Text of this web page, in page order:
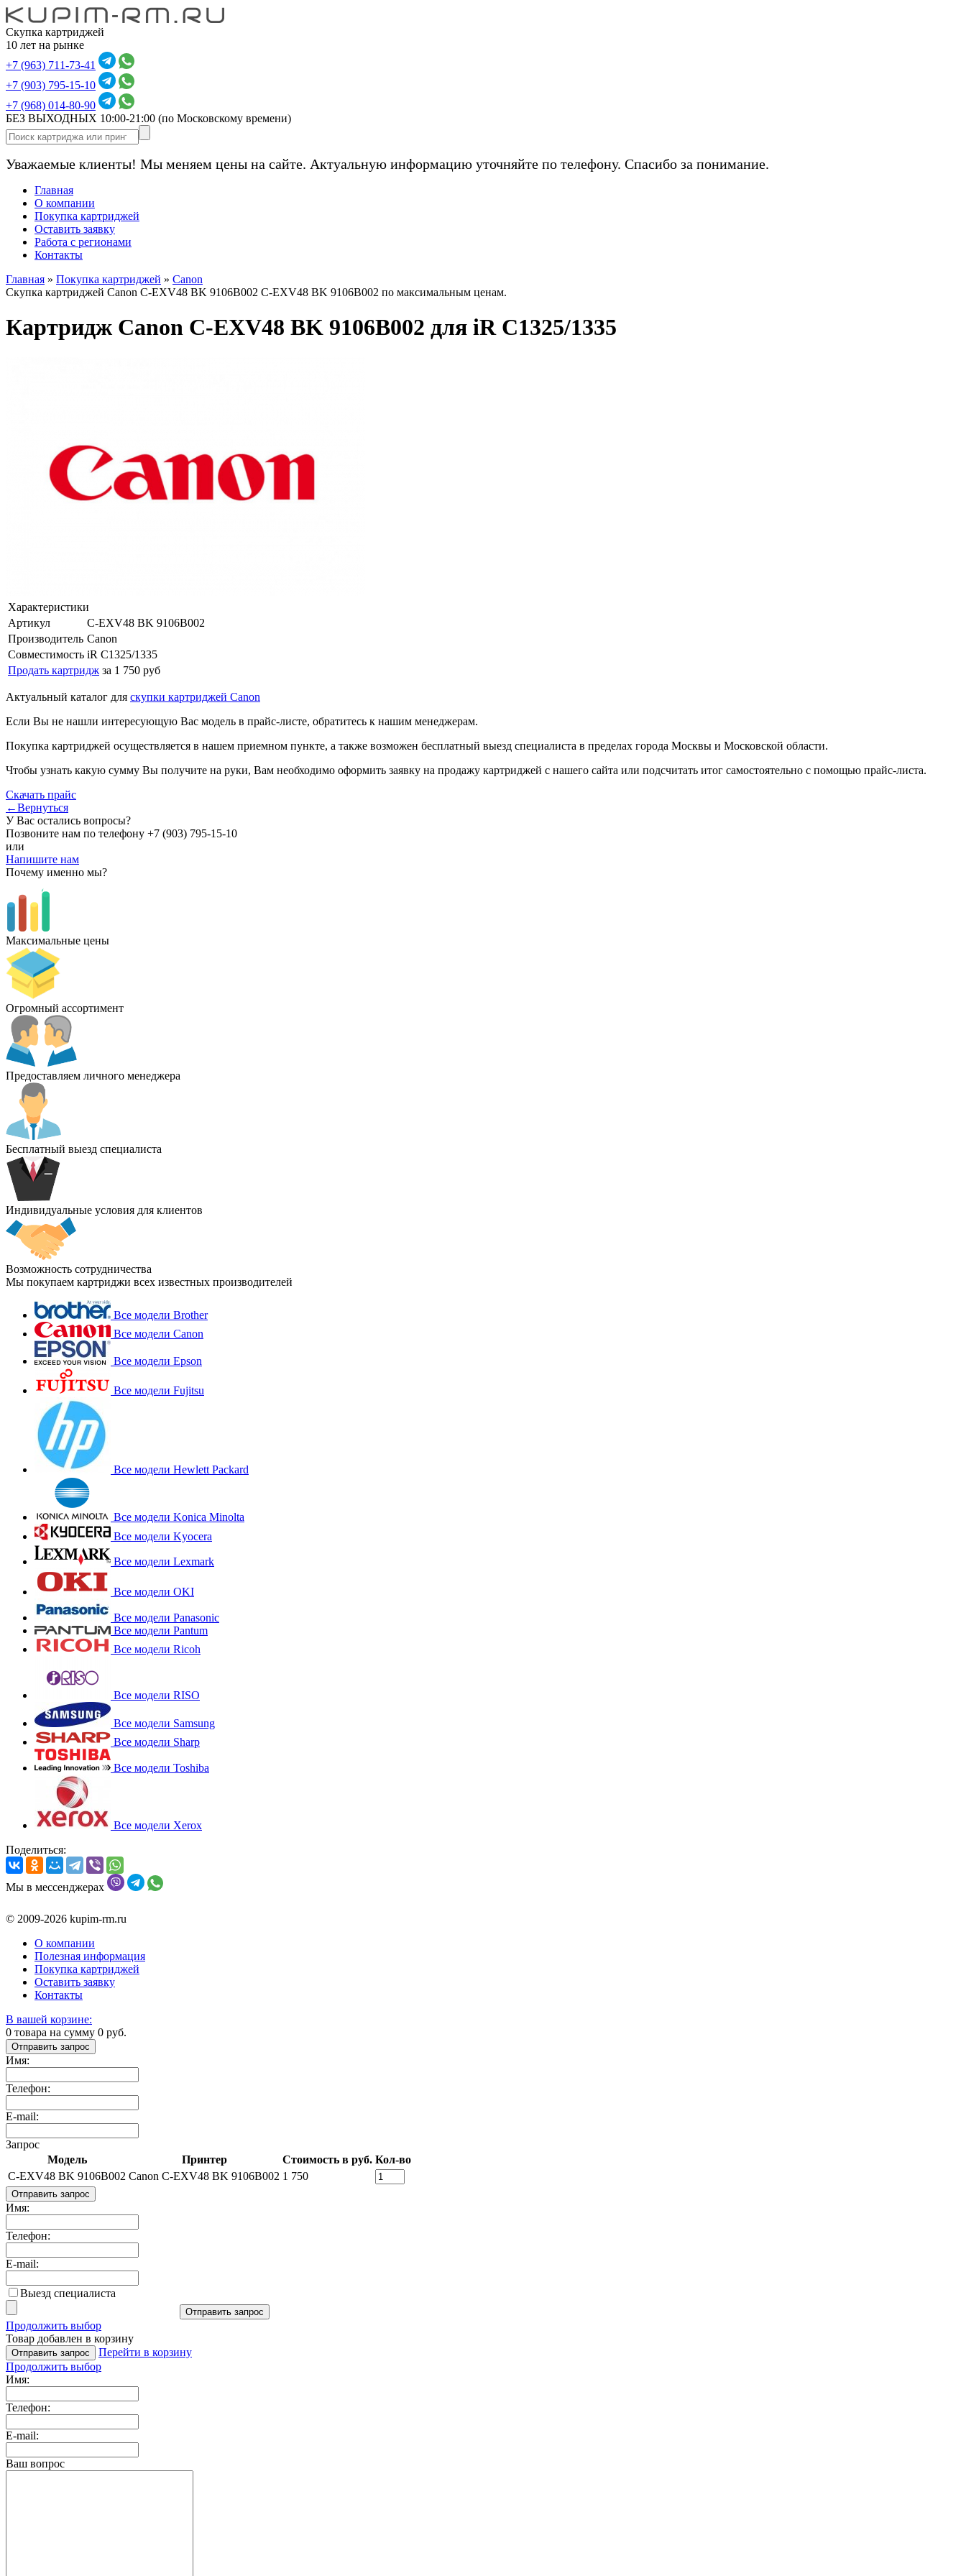
Скупка картриджей
10 лет на рынке
+7 (963) 711-73-41
+7 (903) 795-15-10
+7 (968) 014-80-90
БЕЗ ВЫХОДНЫХ 10:00-21:00 (по Московскому времени)
Уважаемые клиенты! Мы меняем цены на сайте. Актуальную информацию уточняйте по телефону. Спасибо за понимание.
Главная
О компании
Покупка картриджей
Оставить заявку
Работа с регионами
Контакты
Главная » Покупка картриджей » Canon
Скупка картриджей Canon C-EXV48 BK 9106B002 C-EXV48 BK 9106B002 по максимальным ценам.
Картридж Canon C-EXV48 BK 9106B002 для iR C1325/1335
Характеристики
Артикул
C-EXV48 BK 9106B002
Производитель Canon
Совместимость iR C1325/1335
Продать картридж за 1 750 руб
Актуальный каталог для скупки картриджей Canon
Если Вы не нашли интересующую Вас модель в прайс-листе, обратитесь к нашим менеджерам.
Покупка картриджей осуществляется в нашем приемном пункте, а также возможен бесплатный выезд специалиста в пределах города Москвы и Московской области.
Чтобы узнать какую сумму Вы получите на руки, Вам необходимо оформить заявку на продажу картриджей с нашего сайта или подсчитать итог самостоятельно с помощью прайс-листа.
Скачать прайс
←Вернуться
У Вас остались вопросы?
Позвоните нам по телефону +7 (903) 795-15-10
или
Напишите нам
Почему именно мы?
Максимальные цены
Огромный ассортимент
Предоставляем личного менеджера
Бесплатный выезд специалиста
Индивидуальные условия для клиентов
Возможность сотрудничества
Мы покупаем картриджи всех известных производителей
Все модели Brother
Все модели Canon
Все модели Epson
Все модели Fujitsu
Все модели Hewlett Packard
Все модели Konica Minolta
Все модели Kyocera
Все модели Lexmark
Все модели OKI
Все модели Panasonic
Все модели Pantum
Все модели Ricoh
Все модели RISO
Все модели Samsung
Все модели Sharp
Все модели Toshiba
Все модели Xerox
Поделиться:
Мы в мессенджерах
© 2009-2026 kupim-rm.ru
О компании
Полезная информация
Покупка картриджей
Оставить заявку
Контакты
В вашей корзине:
0 товара на сумму 0 руб.
Отправить запрос
Имя:
Телефон:
E-mail:
Запрос
Модель
Принтер Стоимость в руб. Кол-во
C-EXV48 BK 9106B002 Canon C-EXV48 BK 9106B002 1 750
Отправить запрос
Имя:
Телефон:
E-mail:
Выезд специалиста
Отправить запрос
Продолжить выбор
Товар добавлен в корзину
Отправить запрос
Перейти в корзину
Продолжить выбор
Имя:
Телефон:
E-mail:
Ваш вопрос